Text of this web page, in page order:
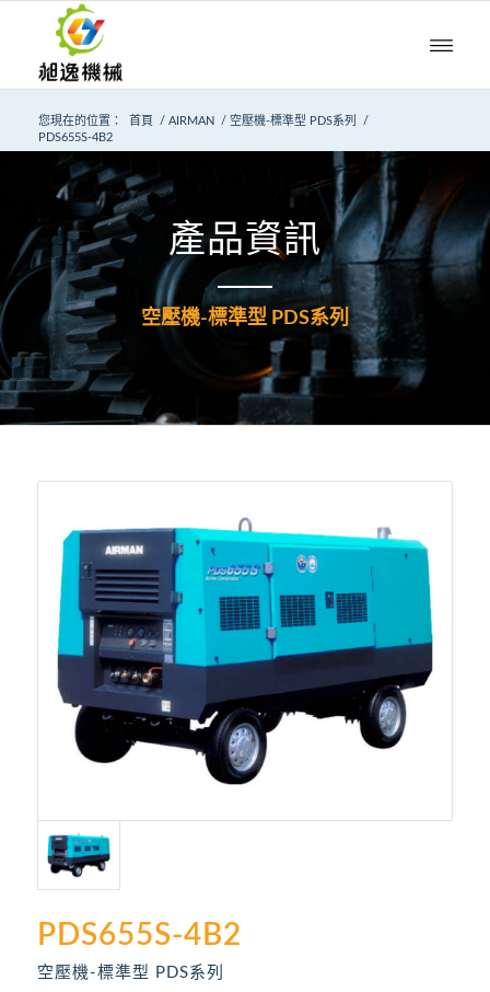
您現在的位置： 首頁 / AIRMAN / 空壓機-標準型 PDS系列
/
PDS655S-4B2
產品資訊
空壓機-標準型 PDS系列
PDS655S-4B2
空壓機-標準型 PDS系列